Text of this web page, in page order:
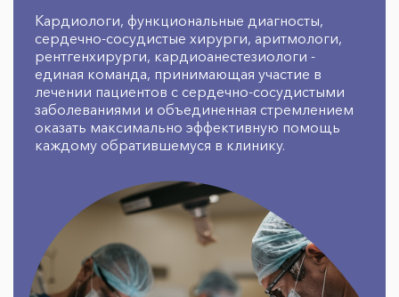
Кардиологи, функциональные диагносты,
сердечно-сосудистые хирурги, аритмологи,
рентгенхирурги, кардиоанестезиологи -
единая команда, принимающая участие в
лечении пациентов с сердечно-сосудистыми
заболеваниями и объединенная стремлением
оказать максимально эффективную помощь
каждому обратившемуся в клинику.